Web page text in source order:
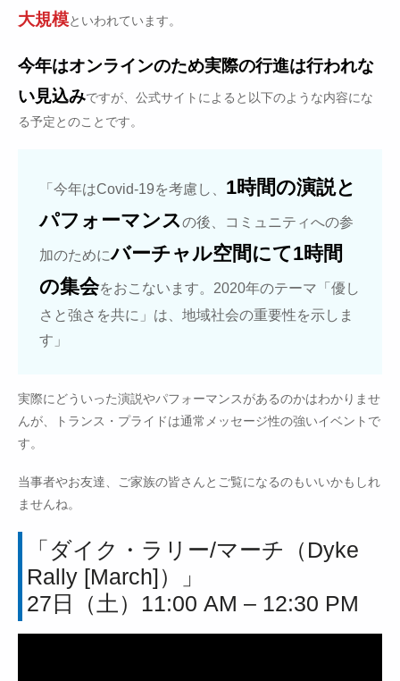
大規模といわれています。
今年はオンラインのため実際の行進は行われな
い見込みですが、公式サイトによると以下のような内容にな
る予定とのことです。
「今年はCovid-19を考慮し、 1時間の演説と
パフォーマンスの後、コミュニティへの参
加のためにバーチャル空間にて1時間
の集会をおこないます。2020年のテーマ「優し
さと強さを共に」は、地域社会の重要性を示しま
す」
実際にどういった演説やパフォーマンスがあるのかはわかりませ
んが、トランス・プライドは通常メッセージ性の強いイベントで
す。
当事者やお友達、ご家族の皆さんとご覧になるのもいいかもしれ
ませんね。
「ダイク・ラリー/マーチ（Dyke
Rally [March]）」
27日（土）11:00 AM – 12:30 PM